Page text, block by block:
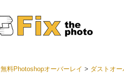
無料Photoshopオーバーレイ > ダストオ